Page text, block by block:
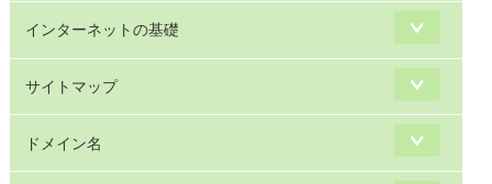
インターネットの基礎
サイトマップ
ドメイン名